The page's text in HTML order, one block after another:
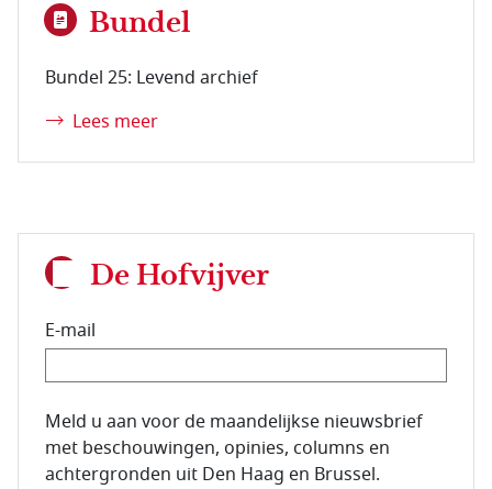
Bundel
Bundel 25: Levend archief
Lees meer
De Hofvijver
E-mail
E-mailadres van de abonnee.
Meld u aan voor de maandelijkse nieuwsbrief
met beschouwingen, opinies, columns en
achtergronden uit Den Haag en Brussel.